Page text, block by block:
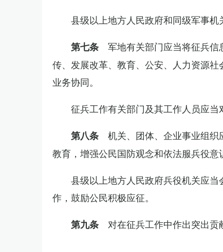
县级以上地方人民政府和同级军事机
第七条 军地有关部门应当将征兵信
传、发展改革、教育、公安、人力资源
业务协同。
征兵工作有关部门及其工作人员应当
第八条 机关、团体、企业事业组织
教育，增强公民国防观念和依法服兵役意
县级以上地方人民政府兵役机关应
作，鼓励公民积极应征。
第九条 对在征兵工作中作出突出贡